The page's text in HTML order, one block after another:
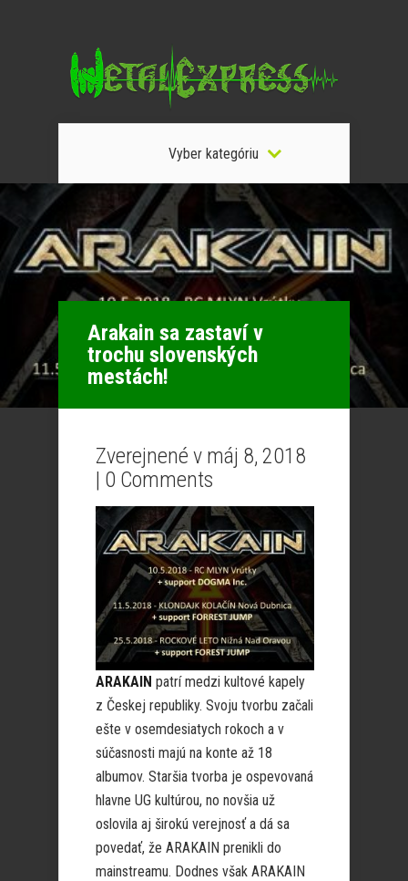
Vyber kategóriu
Arakain sa zastaví v
trochu slovenských
mestách!
Zverejnené v máj 8, 2018
| 0 Comments
ARAKAIN patrí medzi kultové kapely
z Českej republiky. Svoju tvorbu začali
ešte v osemdesiatych rokoch a v
súčasnosti majú na konte až 18
albumov. Staršia tvorba je ospevovaná
hlavne UG kultúrou, no novšia už
oslovila aj širokú verejnosť a dá sa
povedať, že ARAKAIN prenikli do
mainstreamu. Dodnes však ARAKAIN